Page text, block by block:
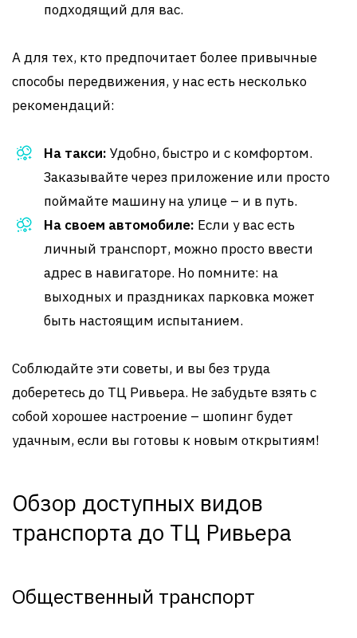
подходящий для вас.
А для тех, кто предпочитает более привычные
способы передвижения, у нас есть несколько
рекомендаций:
На такси: Удобно, быстро и с комфортом.
Заказывайте через приложение или просто
поймайте машину на улице – и в путь.
На своем автомобиле: Если у вас есть
личный транспорт, можно просто ввести
адрес в навигаторе. Но помните: на
выходных и праздниках парковка может
быть настоящим испытанием.
Соблюдайте эти советы, и вы без труда
доберетесь до ТЦ Ривьера. Не забудьте взять с
собой хорошее настроение – шопинг будет
удачным, если вы готовы к новым открытиям!
Обзор доступных видов
транспорта до ТЦ Ривьера
Общественный транспорт